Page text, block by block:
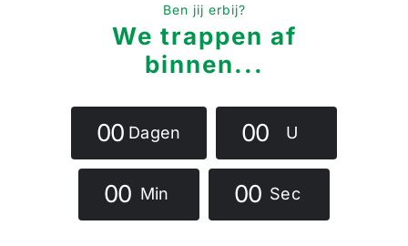
Clubinformatie
Het eerste
Ben jij erbij?
We trappen af
binnen...
00 Dagen 00 U
00 Min 00 Sec